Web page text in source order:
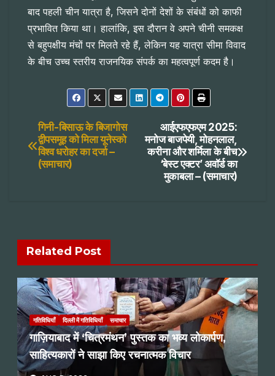
बाद पहली चीन यात्रा है, जिसने दोनों देशों के संबंधों को काफी
प्रभावित किया था। हालांकि, इस दौरान वे अपने चीनी समकक्ष
से बहुपक्षीय मंचों पर मिलते रहे हैं, लेकिन यह यात्रा सीमा विवाद
के बीच उच्च स्तरीय राजनयिक संपर्क का महत्वपूर्ण कदम है।
Post
navigation
आईएफएफएम 2025:
मनोज बाजपेयी, मोहनलाल,
करीना और शर्मिला के बीच
‘बेस्ट एक्टर’ अवॉर्ड का
मुकाबला – (समाचार)
गिनी-बिसाऊ के बिजागोस
द्वीपसमूह को मिला यूनेस्को
विश्व धरोहर का दर्जा –
(समाचार)
Related Post
गतिविधियाँ दिल्ली में गतिविधियाँ समाचार
गाज़ियाबाद में ‘चित्रमंथन’ पुस्तक का भव्य लोकार्पण,
साहित्यकारों ने साझा किए रचनात्मक विचार